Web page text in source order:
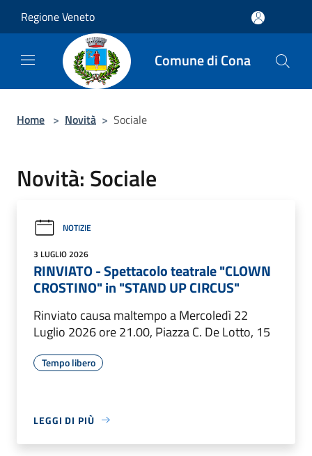
Regione Veneto
Comune di Cona
Home > Novità > Sociale
Novità: Sociale
NOTIZIE
3 LUGLIO 2026
RINVIATO - Spettacolo teatrale "CLOWN
CROSTINO" in "STAND UP CIRCUS"
Rinviato causa maltempo a Mercoledì 22
Luglio 2026 ore 21.00, Piazza C. De Lotto, 15
Tempo libero
LEGGI DI PIÙ